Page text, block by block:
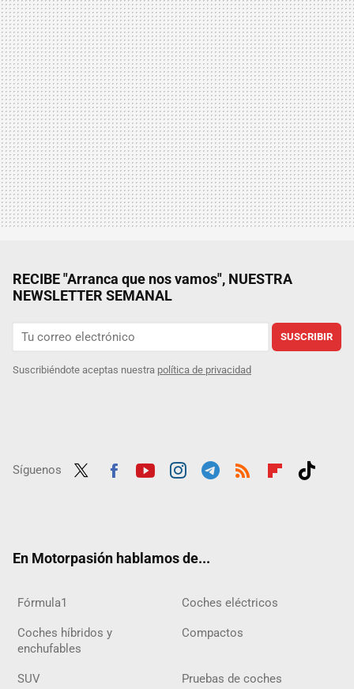
RECIBE "Arranca que nos vamos", NUESTRA
NEWSLETTER SEMANAL
SUSCRIBIR
Suscribiéndote aceptas nuestra política de privacidad
Síguenos
En Motorpasión hablamos de...
Fórmula1 Coches eléctricos
Coches híbridos y
enchufables
Compactos
SUV Pruebas de coches